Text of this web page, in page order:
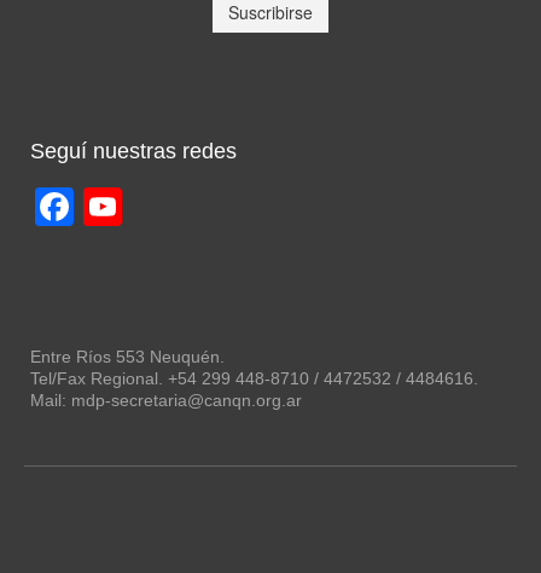
Seguí nuestras redes
Facebook
Entre Ríos 553 Neuquén.
Tel/Fax Regional. +54 299 448-8710 / 4472532 / 4484616.
Mail: mdp-secretaria@canqn.org.ar